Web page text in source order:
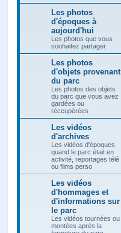
Les photos
d'époques à
aujourd'hui
Les photos que vous
souhaitez partager
Les photos
d'objets provenant
du parc
Les photos des objets
du parc que vous avez
gardées ou
réccupérées
Les vidéos
d'archives
Les vidéos d'époques
quand le parc était en
activité, reportages télé
ou films perso
Les vidéos
d'hommages et
d'informations sur
le parc
Les vidéos tournées ou
montées après la